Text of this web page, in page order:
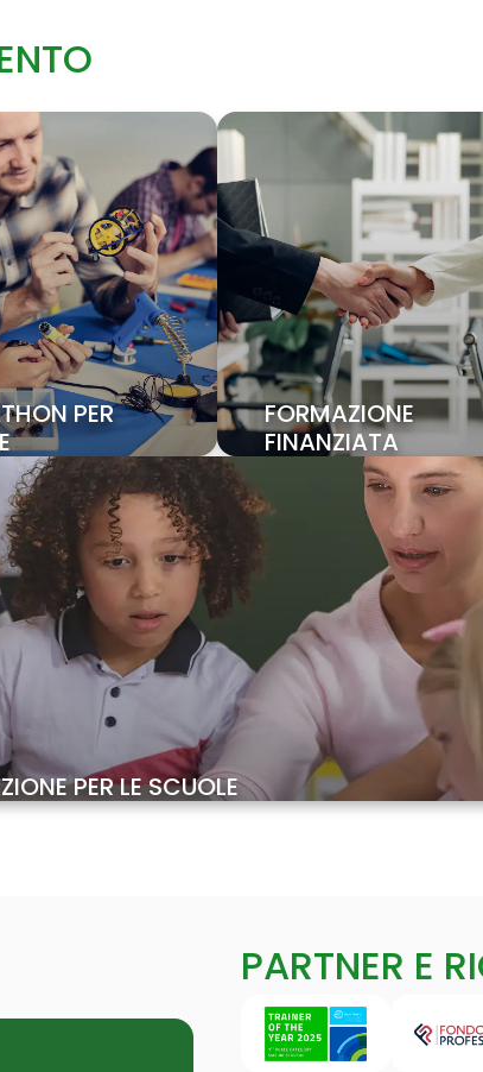
PER
FORMAZIONE
FINANZIATA
PER LE SCUOLE
PARTNER E